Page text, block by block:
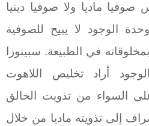
ماديا ولا صوفيا دينيا
الوجود لا يبيح للصوفية
في الطبيعة. سبينوزا
أراد تخليص اللاهوت
السواء من تذويت الخالق
إلى تذويته ماديا من خلال